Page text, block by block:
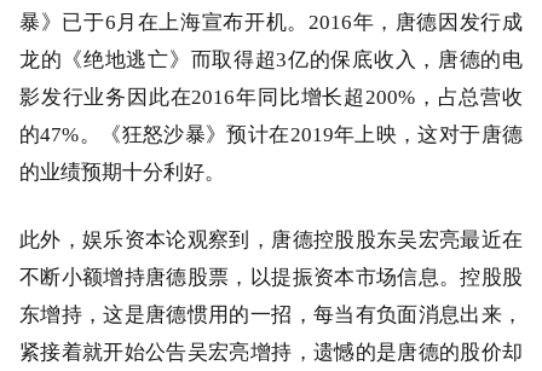
暴》已于6月在上海宣布开机。2016年，唐德因发行成
龙的《绝地逃亡》而取得超3亿的保底收入，唐德的电
影发行业务因此在2016年同比增长超200%，占总营收
的47%。《狂怒沙暴》预计在2019年上映，这对于唐德
的业绩预期十分利好。
此外，娱乐资本论观察到，唐德控股股东吴宏亮最近在
不断小额增持唐德股票，以提振资本市场信息。控股股
东增持，这是唐德惯用的一招，每当有负面消息出来，
紧接着就开始公告吴宏亮增持，遗憾的是唐德的股价却